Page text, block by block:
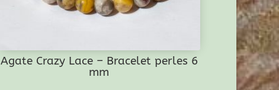
Agate Crazy Lace – Bracelet perles 6
mm